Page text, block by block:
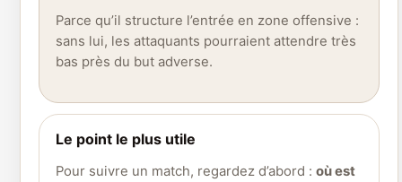
Parce qu’il structure l’entrée en zone offensive :
sans lui, les attaquants pourraient attendre très
bas près du but adverse.
Le point le plus utile
Pour suivre un match, regardez d’abord : où est